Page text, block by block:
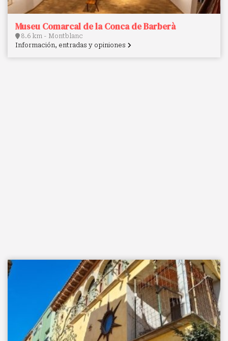
Museu Comarcal de la Conca de Barberà
8.6 km - Montblanc
Información, entradas y opiniones